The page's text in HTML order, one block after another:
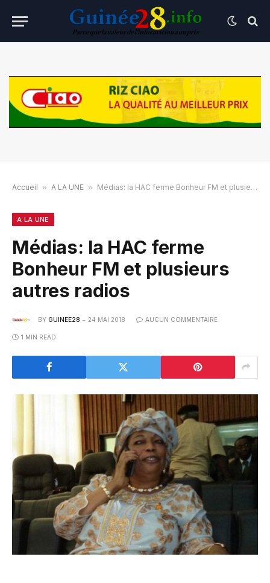
Accueil » A LA UNE » Médias: la HAC ferme Bonheur FM et plusieurs autres radios
A LA UNE
Médias: la HAC ferme
Bonheur FM et plusieurs
autres radios
BY GUINEE28 24 MAI 2018 AUCUN COMMENTAIRE
1 MIN READ